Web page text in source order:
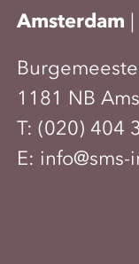
Amsterdam |
1181 NB
T:(020) 404
E: